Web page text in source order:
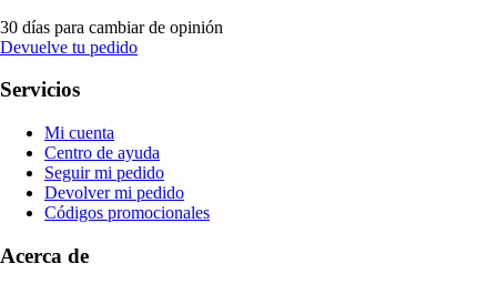
30 días para cambiar de opinión
Devuelve tu pedido
Servicios
Mi cuenta
Centro de ayuda
Seguir mi pedido
Devolver mi pedido
Códigos promocionales
Acerca de